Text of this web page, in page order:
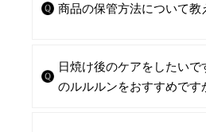
商品の保管方法について教
日焼け後のケアをしたい
のルルルンをおすすめです